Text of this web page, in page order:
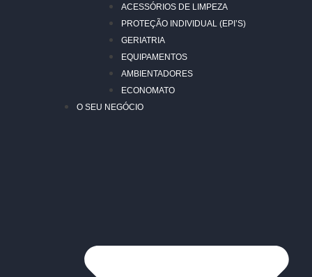
ACESSÓRIOS DE LIMPEZA
PROTEÇÃO INDIVIDUAL (EPI’S)
GERIATRIA
EQUIPAMENTOS
AMBIENTADORES
ECONOMATO
O SEU NEGÓCIO